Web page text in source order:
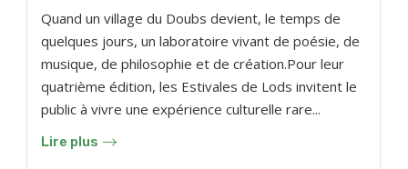
Quand un village du Doubs devient, le temps de
quelques jours, un laboratoire vivant de poésie, de
musique, de philosophie et de création.Pour leur
quatrième édition, les Estivales de Lods invitent le
public à vivre une expérience culturelle rare...
Lire plus